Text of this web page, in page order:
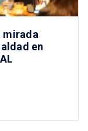
mirada
en